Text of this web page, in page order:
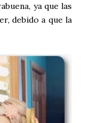
ya que las
debido a que la